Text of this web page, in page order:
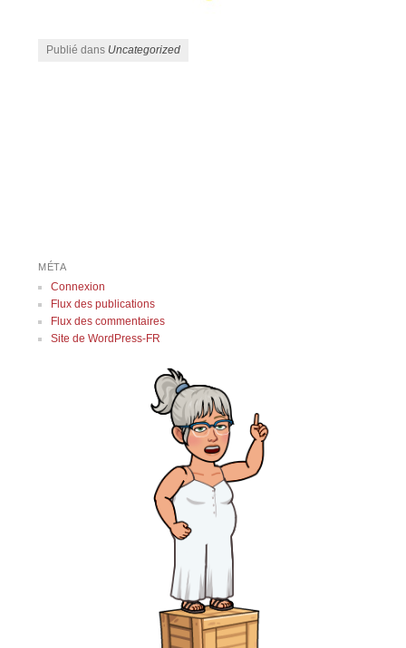
Publié dans Uncategorized
MÉTA
Connexion
Flux des publications
Flux des commentaires
Site de WordPress-FR